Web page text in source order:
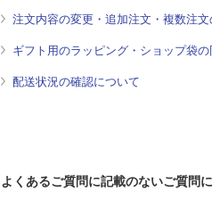
注文内容の変更・追加注文・複数注
ギフト用のラッピング・ショップ袋
配送状況の確認について
よくあるご質問に記載のないご質問